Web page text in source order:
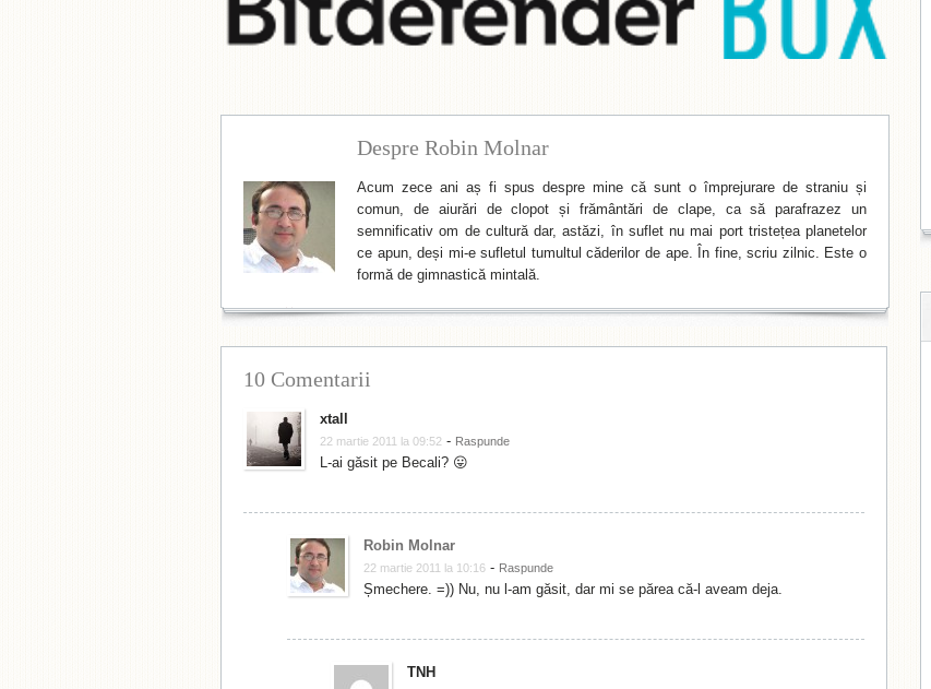
Despre Robin Molnar
Acum zece ani aș fi spus despre mine că sunt o împrejurare de straniu și
comun, de aiurări de clopot și frământări de clape, ca să parafrazez un
semnificativ om de cultură dar, astăzi, în suflet nu mai port tristețea planetelor
ce apun, deși mi-e sufletul tumultul căderilor de ape. În fine, scriu zilnic. Este o
formă de gimnastică mintală.
10 Comentarii
xtall
22 martie 2011 la 09:52 - Raspunde
L-ai găsit pe Becali? 😛
Robin Molnar
22 martie 2011 la 10:16 - Raspunde
Șmechere. =)) Nu, nu l-am găsit, dar mi se părea că-l aveam deja.
TNH